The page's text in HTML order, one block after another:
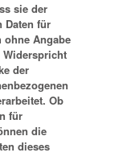
sie der
Daten für
Angabe
der
Ob
für
die
dieses